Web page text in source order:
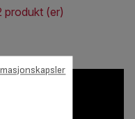
produkt (er)